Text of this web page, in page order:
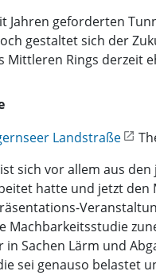
Jahren geforderten
gestaltet sich der
Mittleren Rings derzeit
Landstraße
sich vor allem aus
hatte und jetzt den
Machbarkeitsstudie
in Sachen Lärm und
sei genauso belastet